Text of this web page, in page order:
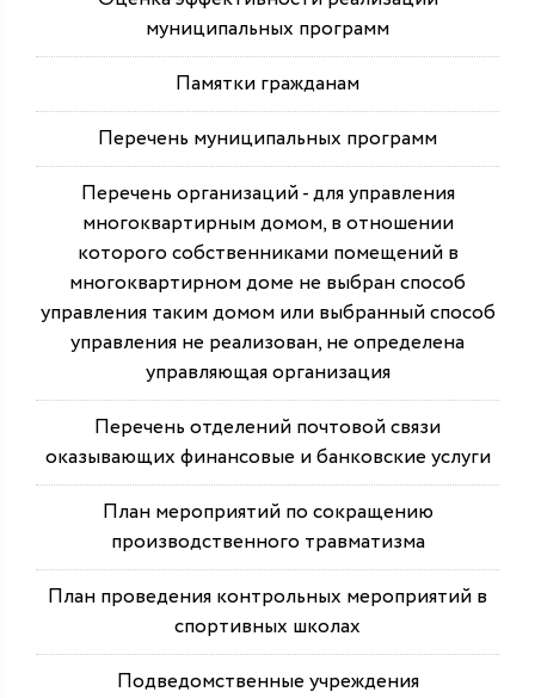
муниципальных программ
Памятки гражданам
Перечень муниципальных программ
Перечень организаций - для управления
многоквартирным домом, в отношении
которого собственниками помещений в
многоквартирном доме не выбран способ
управления таким домом или выбранный способ
управления не реализован, не определена
управляющая организация
Перечень отделений почтовой связи
оказывающих финансовые и банковские услуги
План мероприятий по сокращению
производственного травматизма
План проведения контрольных мероприятий в
спортивных школах
Подведомственные учреждения